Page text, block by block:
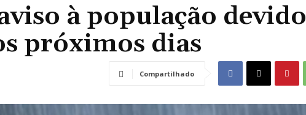
à população devido
próximos dias
Compartilhado